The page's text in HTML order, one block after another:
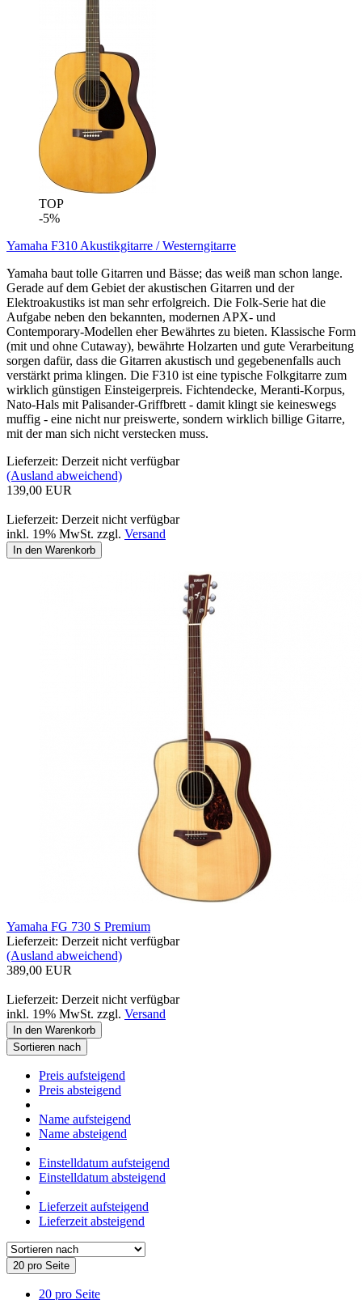
TOP
-5%
Yamaha F310 Akustikgitarre / Westerngitarre
Yamaha baut tolle Gitarren und Bässe; das weiß man schon lange.
Gerade auf dem Gebiet der akustischen Gitarren und der
Elektroakustiks ist man sehr erfolgreich. Die Folk-Serie hat die
Aufgabe neben den bekannten, modernen APX- und
Contemporary-Modellen eher Bewährtes zu bieten. Klassische Form
(mit und ohne Cutaway), bewährte Holzarten und gute Verarbeitung
sorgen dafür, dass die Gitarren akustisch und gegebenenfalls auch
verstärkt prima klingen. Die F310 ist eine typische Folkgitarre zum
wirklich günstigen Einsteigerpreis. Fichtendecke, Meranti-Korpus,
Nato-Hals mit Palisander-Griffbrett - damit klingt sie keineswegs
muffig - eine nicht nur preiswerte, sondern wirklich billige Gitarre,
mit der man sich nicht verstecken muss.
Lieferzeit: Derzeit nicht verfügbar
(Ausland abweichend)
139,00 EUR
Lieferzeit: Derzeit nicht verfügbar
inkl. 19% MwSt. zzgl. Versand
In den Warenkorb
Yamaha FG 730 S Premium
Lieferzeit: Derzeit nicht verfügbar
(Ausland abweichend)
389,00 EUR
Lieferzeit: Derzeit nicht verfügbar
inkl. 19% MwSt. zzgl. Versand
In den Warenkorb
Sortieren nach
Preis aufsteigend
Preis absteigend
Name aufsteigend
Name absteigend
Einstelldatum aufsteigend
Einstelldatum absteigend
Lieferzeit aufsteigend
Lieferzeit absteigend
20 pro Seite
20 pro Seite